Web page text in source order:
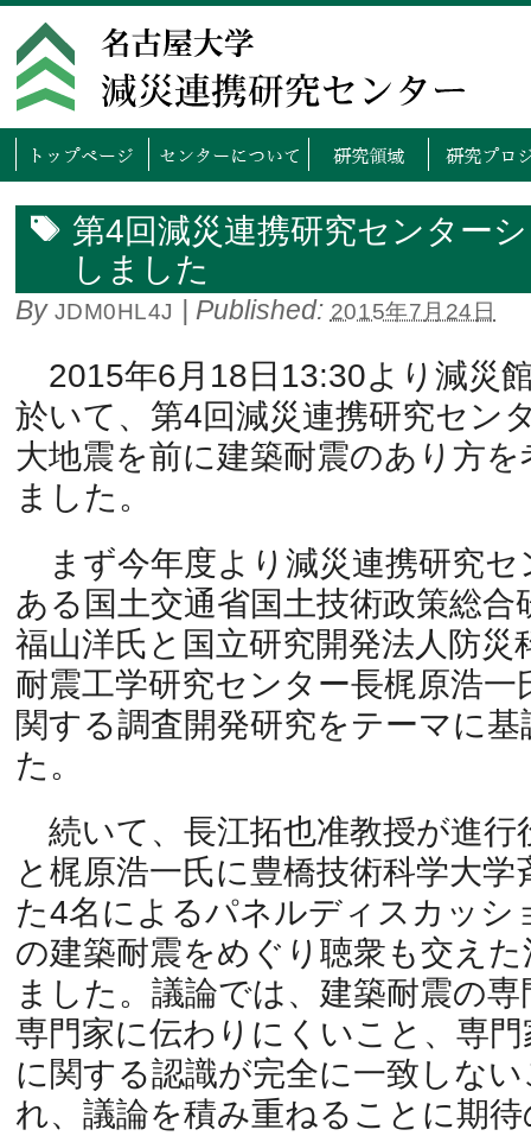
トップページ センタ
第4回減災連携研究センター
しました
By JDM0HL4J | Published: 2015年7月24日
2015年6月18日13:30より減災
於いて、第4回減災連携研究セン
大地震を前に建築耐震のあり方
ました。
まず今年度より減災連携研究セ
ある国土交通省国土技術政策総合
福山洋氏と国立研究開発法人防災
耐震工学研究センター長梶原浩
関する調査開発研究をテーマに
た。
続いて、長江拓也准教授が進行
と梶原浩一氏に豊橋技術科学大
た4名によるパネルディスカッシ
の建築耐震をめぐり聴衆も交え
ました。議論では、建築耐震の
専門家に伝わりにくいこと、専
に関する認識が完全に一致しな
れ、議論を積み重ねることに期